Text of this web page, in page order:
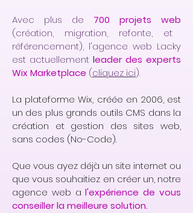
Avec plus de
700 projets web
(création, migration, refonte, et
référencement), l'agence web Lacky
est actuellement leader des experts
Wix Marketplace (cliquez ici).
La plateforme Wix, créée en 2006, est
un des plus grands outils CMS dans la
création et gestion des sites web,
sans codes (No-Code).
Que vous ayez déjà un site internet ou
que vous souhaitiez en créer un, notre
agence web al'expérience de vous
conseiller la meilleure solution.